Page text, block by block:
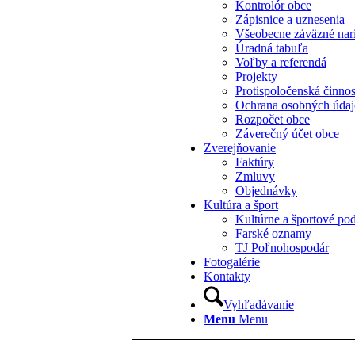
Kontrolór obce
Zápisnice a uznesenia
Všeobecne záväzné
Úradná tabuľa
Voľby a referendá
Projekty
Protispoločenská
Ochrana osobných
Rozpočet obce
Záverečný účet obce
Zverejňovanie
Faktúry
Zmluvy
Objednávky
Kultúra a šport
Kultúrne a športové
Farské oznamy
TJ Poľnohospodár
Fotogalérie
Kontakty
Vyhľadávanie
Menu Menu